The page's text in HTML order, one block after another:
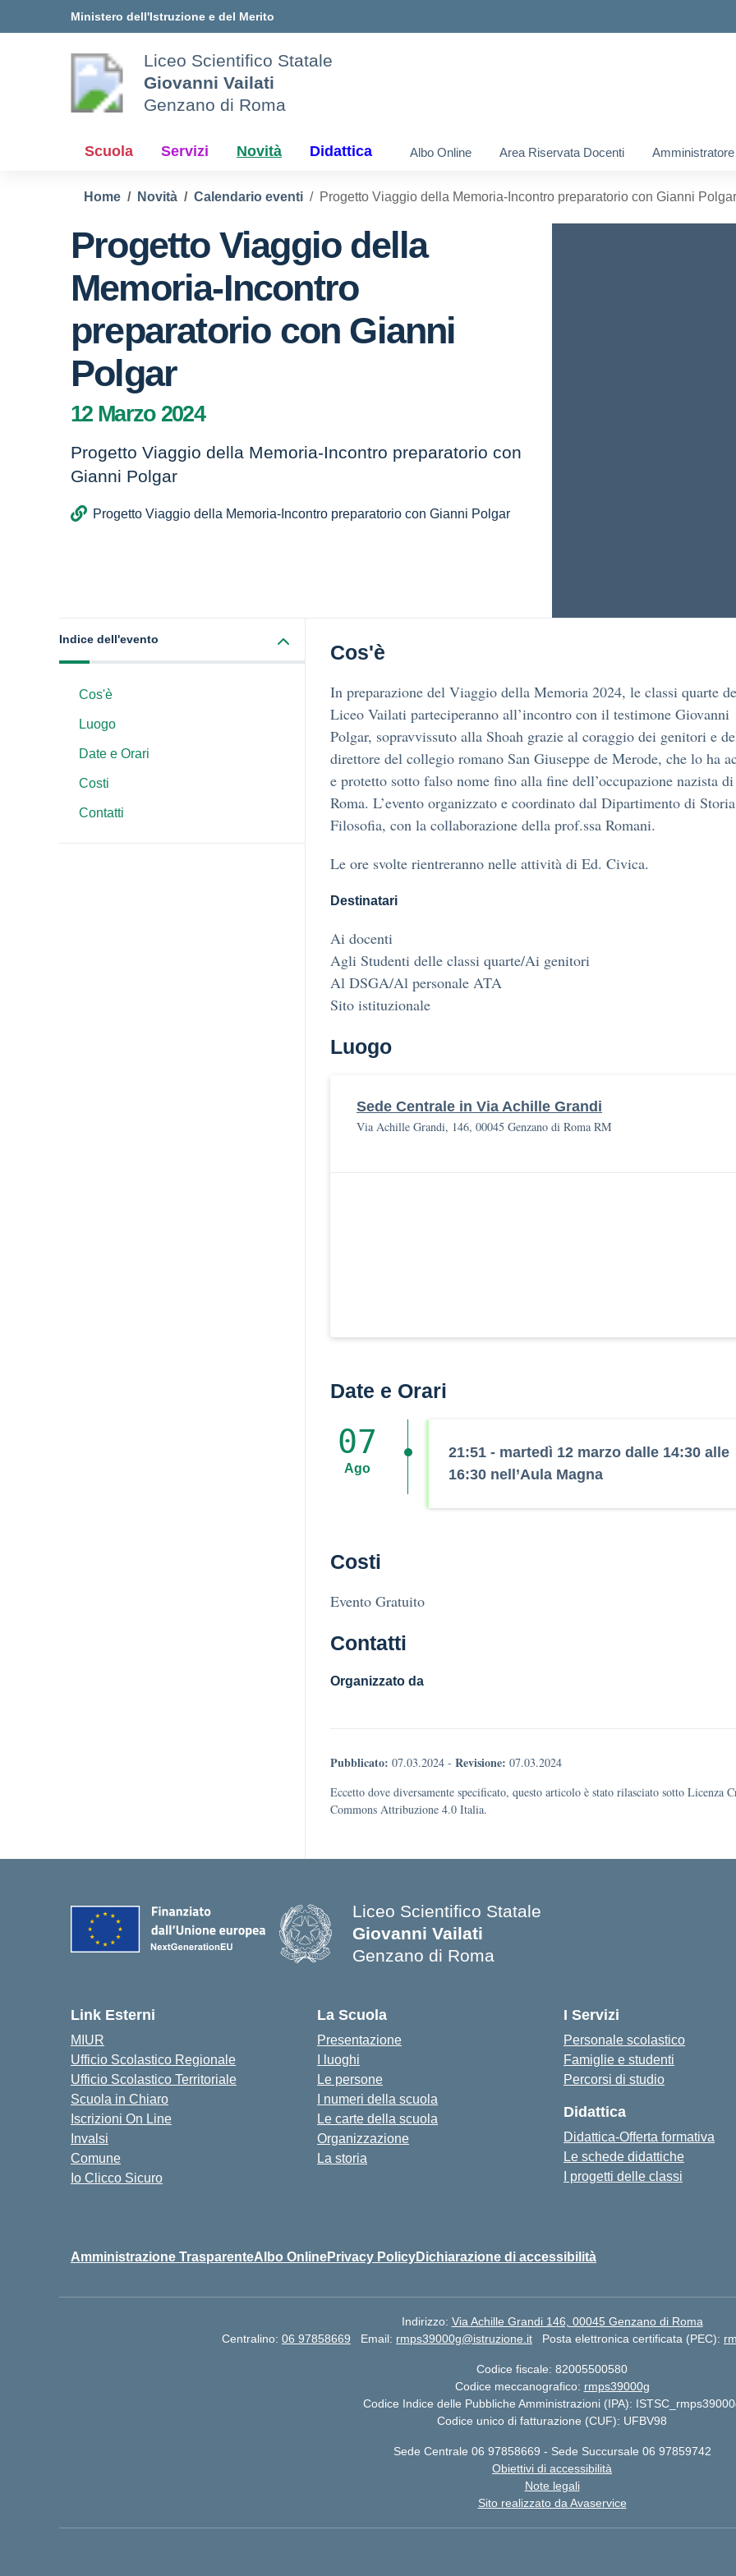
Ministero dell'Istruzione e del Merito
Liceo Scientifico Statale
Giovanni Vailati
Genzano di Roma
Scuola Servizi Novità Didattica Albo Online Area Riservata Docenti
Home Novità Calendario eventi Progetto Viaggio della Memoria-Incontro preparatorio con Gianni Polgar
Progetto Viaggio della
Memoria-Incontro
preparatorio con Gianni
Polgar
12 Marzo 2024
Progetto Viaggio della Memoria-Incontro preparatorio con
Gianni Polgar
Progetto Viaggio della Memoria-Incontro preparatorio con Gianni Polgar
Indice dell'evento
Cos'è
Luogo
Date e Orari
Costi
Contatti
Cos'è
In preparazione del Viaggio della Memoria 2024, le classi quarte
Liceo Vailati parteciperanno all’incontro con il testimone Giovanni
Polgar, sopravvissuto alla Shoah grazie al coraggio dei genitori e
direttore del collegio romano San Giuseppe de Merode, che lo ha
e protetto sotto falso nome fino alla fine dell’occupazione nazista di
Roma. L’evento organizzato e coordinato dal Dipartimento di
Filosofia, con la collaborazione della prof.ssa Romani.
Le ore svolte rientreranno nelle attività di Ed. Civica.
Destinatari
Ai docenti
Agli Studenti delle classi quarte/Ai genitori
Al DSGA/Al personale ATA
Sito istituzionale
Luogo
Sede Centrale in Via Achille Grandi
Via Achille Grandi, 146, 00045 Genzano di Roma RM
Date e Orari
21:51 - martedì 12 marzo dalle 14:30 alle
16:30 nell’Aula Magna
07
Ago
Costi
Evento Gratuito
Contatti
Organizzato da
Pubblicato: 07.03.2024 - Revisione: 07.03.2024
Eccetto dove diversamente specificato, questo articolo è stato rilasciato sotto Licenza
Commons Attribuzione 4.0 Italia.
Liceo Scientifico Statale
Giovanni Vailati
Genzano di Roma
Link Esterni
MIUR
Ufficio Scolastico Regionale
Ufficio Scolastico Territoriale
Scuola in Chiaro
Iscrizioni On Line
Invalsi
Comune
Io Clicco Sicuro
La Scuola
Presentazione
I luoghi
Le persone
I numeri della scuola
Le carte della scuola
Organizzazione
La storia
I Servizi
Personale scolastico
Famiglie e studenti
Percorsi di studio
Didattica
Didattica-Offerta formativa
Le schede didattiche
I progetti delle classi
Amministrazione TrasparenteAlbo OnlinePrivacy PolicyDichiarazione di accessibilità
Indirizzo: Via Achille Grandi 146, 00045 Genzano di Roma
Centralino: 06 97858669 Email: rmps39000g@istruzione.it Posta elettronica certificata (PEC):
Codice fiscale: 82005500580
Codice meccanografico: rmps39000g
Codice Indice delle Pubbliche Amministrazioni (IPA):
Codice unico di fatturazione (CUF): UFBV98
Sede Centrale 06 97858669 - Sede Succursale 06 97859742
Obiettivi di accessibilità
Note legali
Sito realizzato da Avaservice